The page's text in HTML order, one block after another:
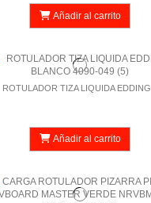
Añadir al carrito
ROTULADOR TIZA LIQUIDA
Añadir al carrito